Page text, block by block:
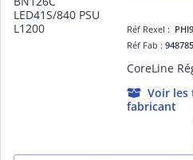
Réf Rexel :
Réf Fab :948785
Voir les
fabricant